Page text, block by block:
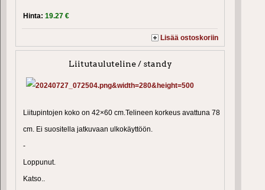
Hinta: 19.27 €
Lisää ostoskoriin
Liitutauluteline / standy
Liitupintojen koko on 42×60 cm.Telineen korkeus avattuna 78
cm. Ei suositella jatkuvaan ulkokäyttöön.
-
Loppunut.
Katso..